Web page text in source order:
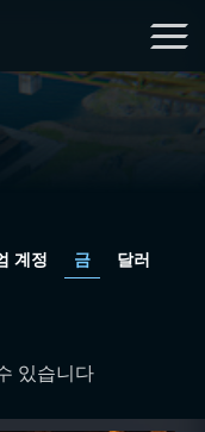
계정 금 달러
있습니다